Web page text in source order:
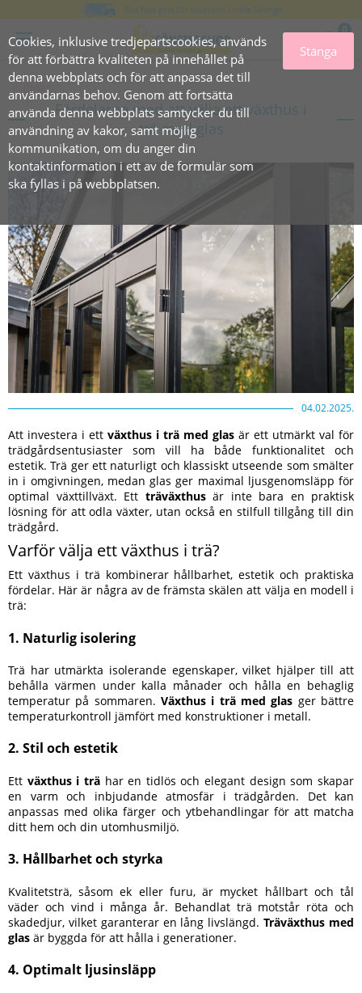
Cookies, inklusive tredjepartscookies, används
för att förbättra kvaliteten på innehållet på
denna webbplats och för att anpassa det till
användarnas behov. Genom att fortsätta
använda denna webbplats samtycker du till
användning av kakor, samt möjlig
kommunikation, om du anger din
kontaktinformation i ett av de formulär som
ska fyllas i på webbplatsen.
Stänga
Bra fast pris för leverans i hela Sverige
0
Blogg
Fördelarna med att välja ett växthus i
trä med glas
04.02.2025.
Att investera i ett växthus i trä med glas är ett utmärkt val för
trädgårdsentusiaster som vill ha både funktionalitet och
estetik. Trä ger ett naturligt och klassiskt utseende som smälter
in i omgivningen, medan glas ger maximal ljusgenomsläpp för
optimal växttillväxt. Ett träväxthusär inte bara en praktisk
lösning för att odla växter, utan också en stilfull tillgång till din
trädgård.
Varför välja ett växthus i trä?
Ett växthus i trä kombinerar hållbarhet, estetik och praktiska
fördelar. Här är några av de främsta skälen att välja en modell i
trä:
1. Naturlig isolering
Trä har utmärkta isolerande egenskaper, vilket hjälper till att
behålla värmen under kalla månader och hålla en behaglig
temperatur på sommaren. Växthus i trä med glas ger bättre
temperaturkontroll jämfört med konstruktioner i metall.
2. Stil och estetik
Ett växthus i trähar en tidlös och elegant design som skapar
en varm och inbjudande atmosfär i trädgården. Det kan
anpassas med olika färger och ytbehandlingar för att matcha
ditt hem och din utomhusmiljö.
3. Hållbarhet och styrka
Kvalitetsträ, såsom ek eller furu, är mycket hållbart och tål
väder och vind i många år. Behandlat trä motstår röta och
skadedjur, vilket garanterar en lång livslängd.Träväxthus med
glas är byggda för att hålla i generationer.
4. Optimalt ljusinsläpp